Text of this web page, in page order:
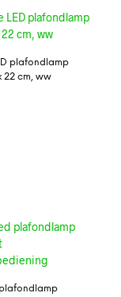
plafondlamp
22 cm, ww